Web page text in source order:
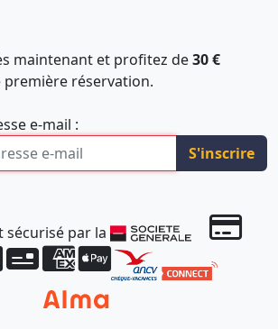
maintenant et profitez de30 €
réservation.
e-mail :
S'inscrire
sécurisé par la